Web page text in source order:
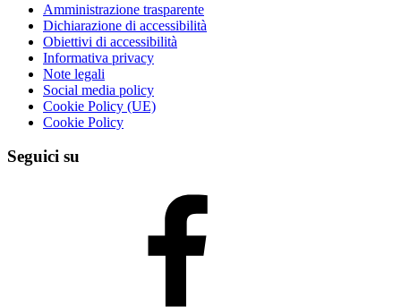
Amministrazione trasparente
Dichiarazione di accessibilità
Obiettivi di accessibilità
Informativa privacy
Note legali
Social media policy
Cookie Policy (UE)
Cookie Policy
Seguici su